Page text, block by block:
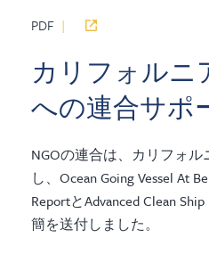
PDF |
カリフォルニ
への連合サポ
NGOの連合は、カリフォ
し、Ocean Going Vessel At
ReportとAdvanced Clean
簡を送付しました。